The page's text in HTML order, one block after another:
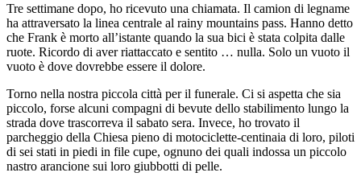
Tre settimane dopo, ho ricevuto una chiamata. Il camion di legname
ha attraversato la linea centrale al rainy mountains pass. Hanno detto
che Frank è morto all’istante quando la sua bici è stata colpita dalle
ruote. Ricordo di aver riattaccato e sentito … nulla. Solo un vuoto il
vuoto è dove dovrebbe essere il dolore.
Torno nella nostra piccola città per il funerale. Ci si aspetta che sia
piccolo, forse alcuni compagni di bevute dello stabilimento lungo la
strada dove trascorreva il sabato sera. Invece, ho trovato il
parcheggio della Chiesa pieno di motociclette-centinaia di loro, piloti
di sei stati in piedi in file cupe, ognuno dei quali indossa un piccolo
nastro arancione sui loro giubbotti di pelle.